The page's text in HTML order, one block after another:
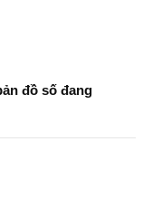
đồ số đang